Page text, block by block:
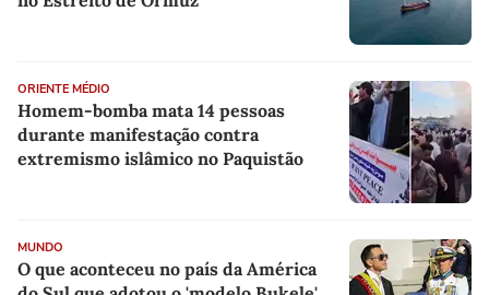
ORIENTE MÉDIO
Homem-bomba mata 14 pessoas
durante manifestação contra
extremismo islâmico no Paquistão
MUNDO
O que aconteceu no país da América